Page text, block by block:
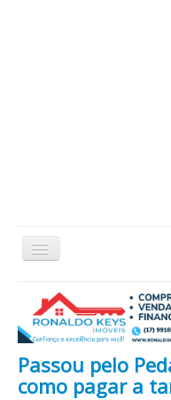
Alternar
Home
Esportes Eventos
Política Saúde
Nacional / Mundo Vida
Passou pelo
como pagar a